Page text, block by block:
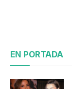
EN PORTADA